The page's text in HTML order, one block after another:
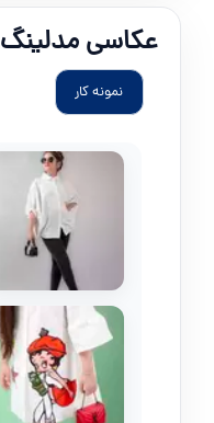
عکاسی مدلینگ
نمونه کار